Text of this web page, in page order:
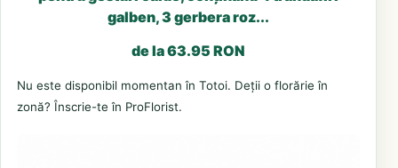
galben, 3 gerbera roz...
de la 63.95 RON
Nu este disponibil momentan în Totoi. Deții o florărie în
zonă? Înscrie-te în ProFlorist.